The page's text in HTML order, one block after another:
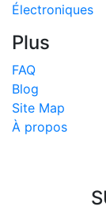
Électroniques
Plus
FAQ
Blog
Site Map
À propos